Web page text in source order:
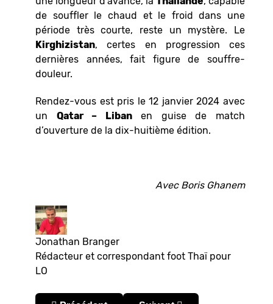
de souffler le chaud et le froid dans une
période très courte, reste un mystère. Le
Kirghizistan, certes en progression ces
dernières années, fait figure de souffre-
douleur.
Rendez-vous est pris le 12 janvier 2024 avec
un Qatar – Libanen guise de match
d’ouverture de la dix-huitième édition.
Avec Boris Ghanem
Jonathan Branger
Rédacteur et correspondant foot Thaï pour
LO